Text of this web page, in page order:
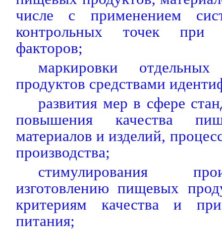
числе с применением
контрольных точек при
факторов;
маркировки
продуктов средствами
развития мер в сфере
повышения качества
материалов и изделий,
производства;
стимулирования
изготовлению пищевых
критериям качества и
питания;